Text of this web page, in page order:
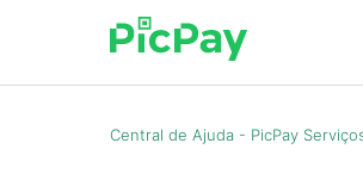
Central de Ajuda - PicPay